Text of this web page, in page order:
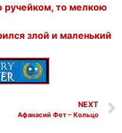
ручейком, то мелкою
злой и маленький
NEXT
Афанасий Фет – Кольцо